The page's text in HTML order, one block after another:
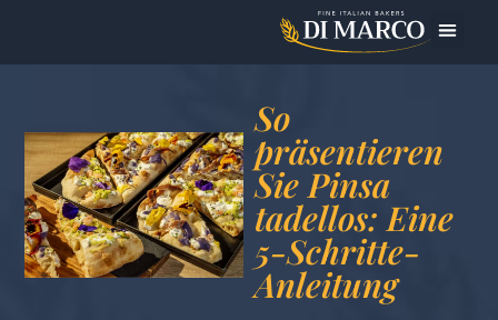
So
präsentieren
Sie Pinsa
tadellos: Eine
5-Schritte-
Anleitung